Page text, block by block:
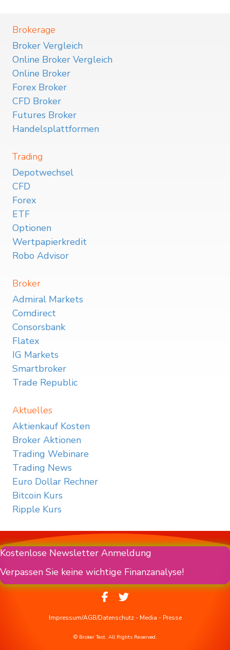
Brokerage
Broker Vergleich
Online Broker Vergleich
Online Broker
Forex Broker
CFD Broker
Futures Broker
Handelsplattformen
Trading
Depotwechsel
CFD
Forex
ETF
Optionen
Wertpapierkredit
Robo Advisor
Broker
Admiral Markets
Comdirect
Consorsbank
Flatex
IG Markets
Smartbroker
Trade Republic
Aktuelles
Aktienkauf Kosten
Broker Aktionen
Trading Webinare
Trading News
Euro Dollar Rechner
Bitcoin Kurs
Ripple Kurs
Kostenlose Newsletter Anmeldung
Verpassen Sie keine wichtige Finanzanalyse!
Impressum/AGB/Datenschutz- Media - Presse
© Broker Test. All Rights Reserved.